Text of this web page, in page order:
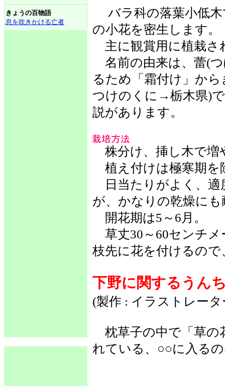
きょうの百物語
息を吹きかける亡者
バラ科の落葉小低木
の小花を密生します。
主に観賞用に植栽さ
名前の由来は、蕾(
るため「霜付け」か
つけのくに→栃木県)
説があります。
株分け、挿し木で増
植え付けは極寒期を
日当たりがよく、適
が、かなりの乾燥に
開花期は5～6月。
草丈30～60センチメ
枝先に花を付けるの
下野に関するうん
(製作 : イラストレー
枕草子の中で「草の
れている、○○に入る